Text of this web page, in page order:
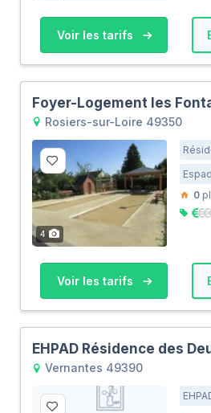
Voir les tarifs
Foyer-Logement les
Rosiers-sur-Loire 49350
4
0
Voir les tarifs
EHPAD Résidence des
Vernantes 49390